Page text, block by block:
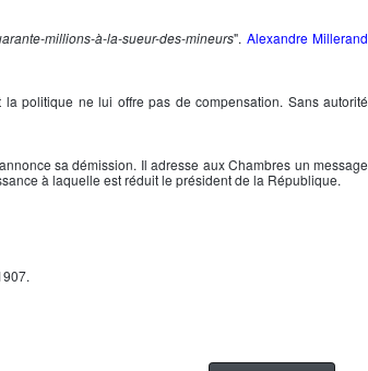
millions-à-la-sueur-des-mineurs". Alexandre Millerand
politique ne lui offre pas de compensation. Sans autorité
sa démission. Il adresse aux Chambres un message
à laquelle est réduit le président de la République.